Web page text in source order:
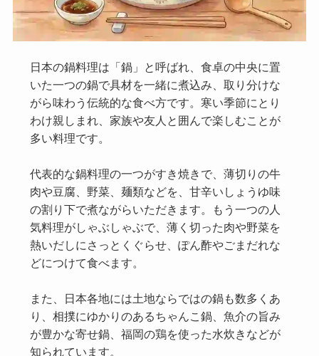
日本の鍋料理は「鍋」と呼ばれ、食卓の中央に置
いた一つの鍋で具材を一緒に煮込み、取り分けな
がら味わう伝統的な食べ方です。寒い季節にとり
わけ親しまれ、家族や友人と囲んで楽しむことが
多い料理です。
代表的な鍋料理の一つがすき焼きで、薄切りの牛
肉や豆腐、野菜、麺類などを、甘辛いしょうゆ味
の割り下で煮ながらいただきます。もう一つの人
気料理がしゃぶしゃぶで、薄く切った肉や野菜を
熱いだしにさっとくぐらせ、ぽん酢やごまだれな
どにつけて食べます。
また、日本各地には土地ならではの鍋も数多くあ
り、相撲にゆかりのあるちゃんこ鍋、魚介の旨み
が豊かな寄せ鍋、福岡の鶏を使った水炊きなどが
知られています。